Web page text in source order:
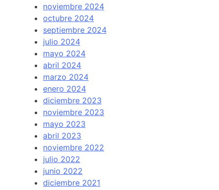
noviembre 2024
octubre 2024
septiembre 2024
julio 2024
mayo 2024
abril 2024
marzo 2024
enero 2024
diciembre 2023
noviembre 2023
mayo 2023
abril 2023
noviembre 2022
julio 2022
junio 2022
diciembre 2021